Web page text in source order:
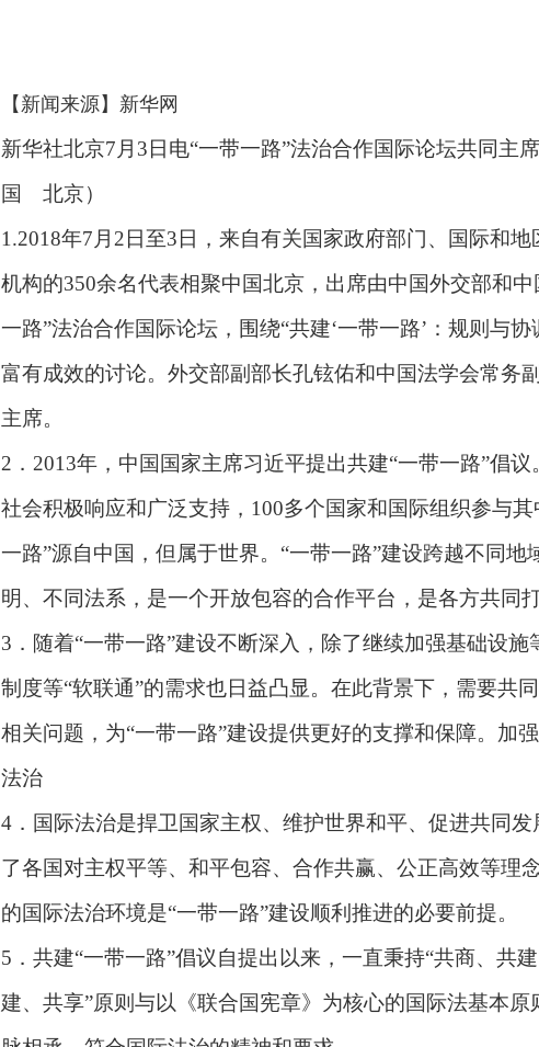
【新闻来源】新华网
新华社北京7月3日电“一带一路”法治合作国际论坛共同主
国 北京）
1.2018年7 月 2 日至3 日，来自有关国家政府部门、国际和
机构的350余名代表相聚中国北京，出席由中国外交部和
一路”法治合作国际论坛，围绕“共建‘一带一路’ ：规则与协
富有成效的讨论。外交部副部长孔铉佑和中国法学会常务
主席。
2 ． 2013年，中国国家主席习近平提出共建“一带一路”倡议
社会积极响应和广泛支持， 100多个国家和国际组织参与其
一路”源自中国，但属于世界。 “一带一路”建设跨越不同地
明、不同法系，是一个开放包容的合作平台，是各方共同
3 ．随着“一带一路”建设不断深入，除了继续加强基础设施
制度等“软联通”的需求也日益凸显。在此背景下，需要共
相关问题，为“一带一路”建设提供更好的支撑和保障。加强
法治
4 ．国际法治是捍卫国家主权、维护世界和平、促进共同
了各国对主权平等、和平包容、合作共赢、公正高效等理
的国际法治环境是“一带一路”建设顺利推进的必要前提。
5 ．共建“一带一路”倡议自提出以来，一直秉持“共商、共
建、共享”原则与以《联合国宪章》为核心的国际法基本